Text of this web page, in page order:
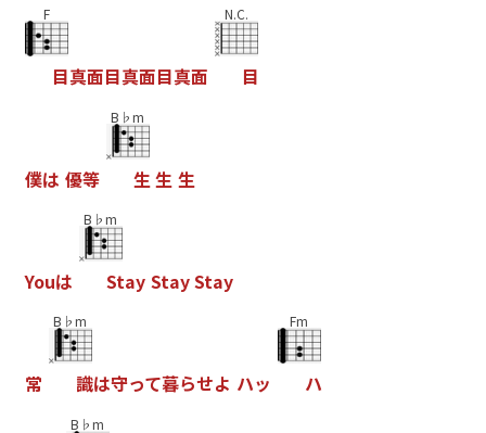
F
目真面目真面目真面
N.C.
目
僕は 優等
B♭m
生 生 生
Youは
B♭m
Stay StayStay
常
B♭m
識は守って暮らせよ ハッ
Fm
ハ
B♭m